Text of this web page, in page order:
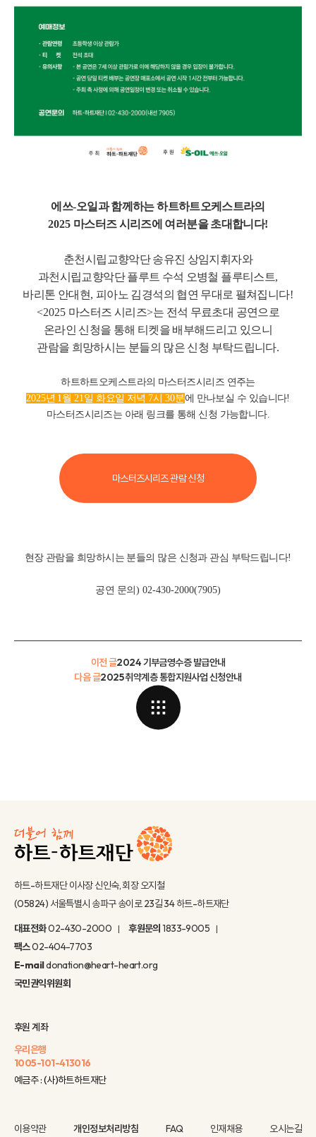
에쓰-오일과 함께하는 하트하트오케스트라의
2025 마스터즈 시리즈에 여러분을 초대합니다!
춘천시립교향악단 송유진 상임지휘자와
과천시립교향악단 플루트 수석 오병철 플루티스트,
바리톤 안대현, 피아노 김경석의 협연 무대로 펼쳐집니다!
<2025 마스터즈 시리즈>는 전석 무료초대 공연으로
온라인 신청을 통해 티켓을 배부해드리고 있으니
관람을 희망하시는 분들의 많은 신청 부탁드립니다.
하트하트오케스트라의 마스터즈시리즈 연주는
2025년 1 월 21 일 화요일 저녁 7시30분에 만나보실 수 있습니다!
마스터즈시리즈는 아래 링크를 통해 신청 가능합니다.
마스터즈시리즈 관람 신청
현장 관람을 희망하시는 분들의 많은 신청과 관심 부탁드립니다!
공연 문의 ) 02-430-2000(7905)
이전 글2024 기부금영수증 발급안내
2025 취약계층 통합지원사업 신청안내
다음 글
하트-하트재단 이사장 신인숙, 회장 오지철
(05824) 서울특별시 송파구 송이로 23길 34 하트-하트재단
대표전화02-430-2000 후원문의 1833-9005
팩스02-404-7703
E-maildonation@heart-heart.org
국민권익위원회
후원 계좌
우리은행
1005-101-413016
예금주 : (사)하트하트재단
이용약관 개인정보처리방침 FAQ 인재채용 오시는길